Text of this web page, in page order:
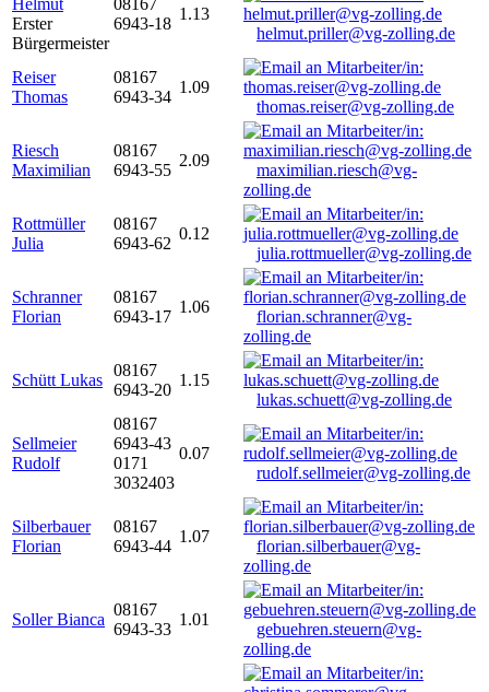
Helmut
Erster
Bürgermeister
08167
6943-18
1.13
helmut.priller@vg-zolling.de
Reiser
Thomas
08167
6943-34
1.09
thomas.reiser@vg-zolling.de
Riesch
Maximilian
08167
6943-55
2.09
maximilian.riesch@vg-
zolling.de
Rottmüller
Julia
08167
6943-62
0.12
julia.rottmueller@vg-zolling.de
Schranner
Florian
08167
6943-17
1.06
florian.schranner@vg-
zolling.de
Schütt Lukas
08167
6943-20
1.15
lukas.schuett@vg-zolling.de
Sellmeier
Rudolf
08167
6943-43
0171
3032403
0.07
rudolf.sellmeier@vg-zolling.de
Silberbauer
Florian
08167
6943-44
1.07
florian.silberbauer@vg-
zolling.de
Soller Bianca
08167
6943-33
1.01
gebuehren.steuern@vg-
zolling.de